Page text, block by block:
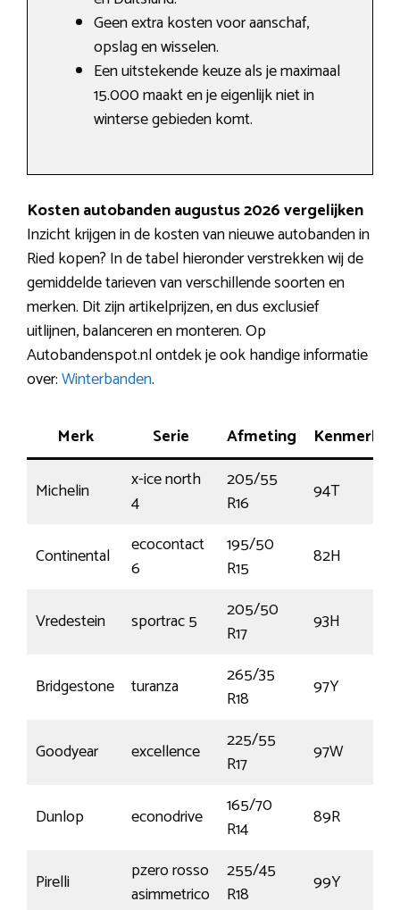
Geen extra kosten voor aanschaf,
opslag en wisselen.
Een uitstekende keuze als je maximaal
15.000 maakt en je eigenlijk niet in
winterse gebieden komt.
Kosten autobanden augustus 2026 vergelijken
Inzicht krijgen in de kosten van nieuwe autobanden in
Ried kopen? In de tabel hieronder verstrekken wij de
gemiddelde tarieven van verschillende soorten en
merken. Dit zijn artikelprijzen, en dus exclusief
uitlijnen, balanceren en monteren. Op
Autobandenspot.nl ontdek je ook handige informatie
over:Winterbanden.
Merk Serie Afmeting Kenmerk
Michelin
x-ice north
4
205/55
R16
94T
Continental
ecocontact
6
195/50
R15
82H
Vredestein sportrac 5
205/50
R17
93H
Bridgestone turanza
265/35
R18
97Y
Goodyear excellence
225/55
R17
97W
Dunlop econodrive
165/70
R14
89R
Pirelli
pzero rosso
asimmetrico
255/45
R18
99Y